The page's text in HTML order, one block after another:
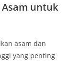
untuk
asam dan
yang penting